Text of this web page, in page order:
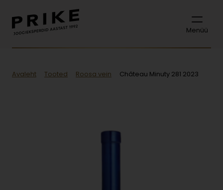
Menüü
Avaleht Tooted Roosa vein Château Minuty 281 2023